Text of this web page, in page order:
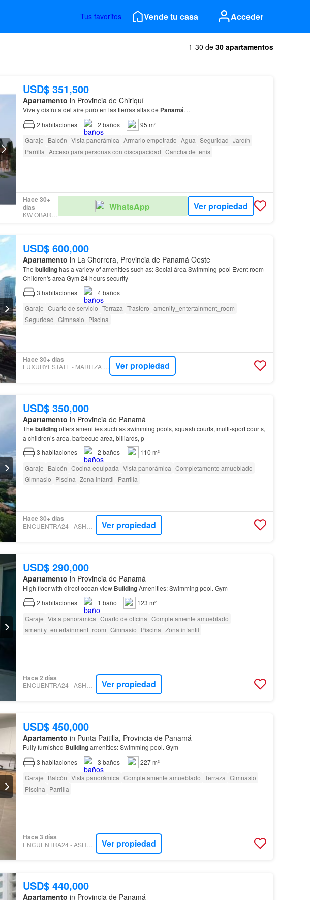
Tus favoritos Vende tu casa Acceder
1-30 de 30 apartamentos
USD$ 351,500
Apartamento in Provincia de Chiriquí
Vive y disfruta del aire puro en las tierras altas de Panamá…
2 habitaciones 2 baños
95 m²
Garaje Balcón Vista panorámica Armario empotrado Agua Seguridad Jardín
Parrilla Acceso para personas con discapacidad Cancha de tenis
Hace 30+
días
KW OBARRIO
WhatsApp Ver propiedad
USD$ 600,000
Apartamento in La Chorrera, Provincia de Panamá Oeste
The buildinghas a variety of amenities such as: Social área Swimming pool Event room
Children's area Gym 24 hours security
3 habitaciones 4baños
Garaje Cuarto de servicio Terraza Trastero amenity_entertainment_room
Seguridad Gimnasio Piscina
Hace 30+ días
Ver propiedad
USD$ 350,000
Apartamento in Provincia de Panamá
The buildingoffers amenities such as swimming pools, squash courts, multi-sport courts,
a children’s area, barbecue area, billiards, p
3 habitaciones 2 baños
110 m²
Garaje Balcón Cocina equipada Vista panorámica Completamente amueblado
Gimnasio Piscina Zona infantil Parrilla
Hace 30+ días
Ver propiedad
USD$ 290,000
Apartamento in Provincia de Panamá
High floor with direct ocean view BuildingAmenities: Swimming pool. Gym
2 habitaciones 1 baño
123 m²
Garaje Vista panorámica Cuarto de oficina Completamente amueblado
amenity_entertainment_room Gimnasio Piscina Zona infantil
Hace 2 días
Ver propiedad
USD$ 450,000
Apartamento in Punta Paitilla, Provincia de Panamá
Fully furnished Buildingamenities: Swimming pool. Gym
3 habitaciones 3 baños
227 m²
Garaje Balcón Vista panorámica Completamente amueblado Terraza Gimnasio
Piscina Parrilla
Hace 3 días
Ver propiedad
USD$ 440,000
Apartamento in Provincia de Panamá